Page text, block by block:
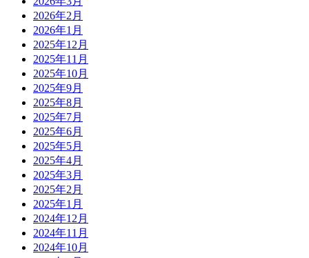
2026年2月
2026年1月
2025年12月
2025年11月
2025年10月
2025年9月
2025年8月
2025年7月
2025年6月
2025年5月
2025年4月
2025年3月
2025年2月
2025年1月
2024年12月
2024年11月
2024年10月